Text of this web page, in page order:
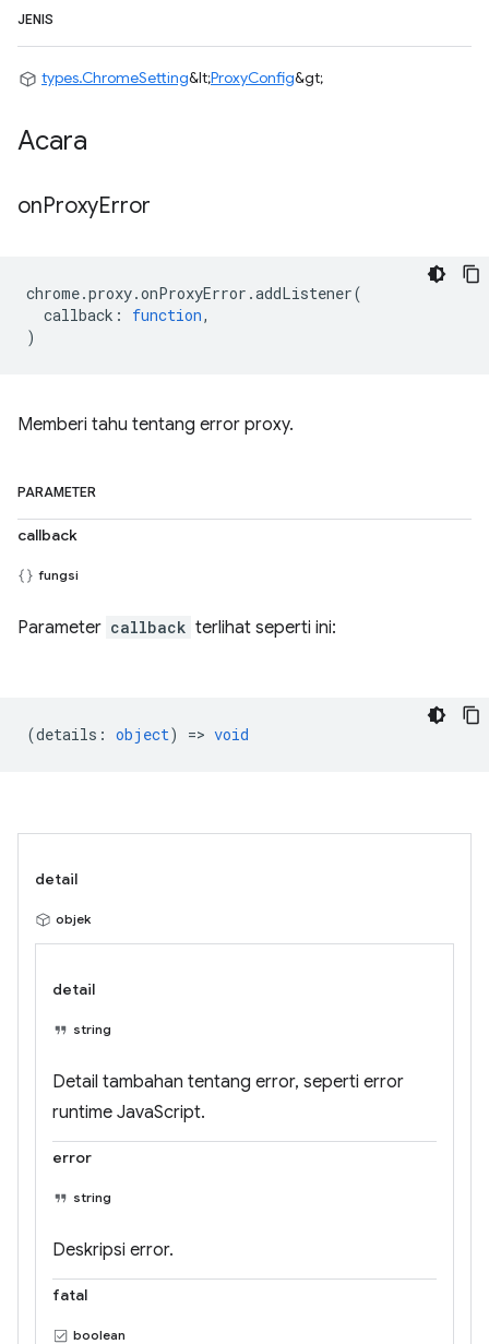
JENIS
types.ChromeSetting&lt;ProxyConfig&gt;
Acara
onProxyError
chrome.proxy.onProxyError .addListener(
callback : function,
)
Memberi tahu tentang error proxy.
PARAMETER
callback
fungsi
Parameter callback terlihat seperti ini:
(details : object) => void
detail
objek
detail
string
Detail tambahan tentang error, seperti error
runtime JavaScript.
error
string
Deskripsi error.
fatal
boolean